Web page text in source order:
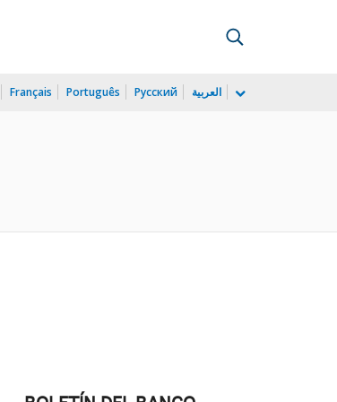
Français Português Русский العربية